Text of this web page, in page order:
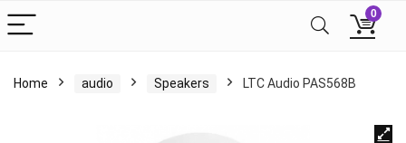
0
Home audio Speakers LTC Audio PAS568B